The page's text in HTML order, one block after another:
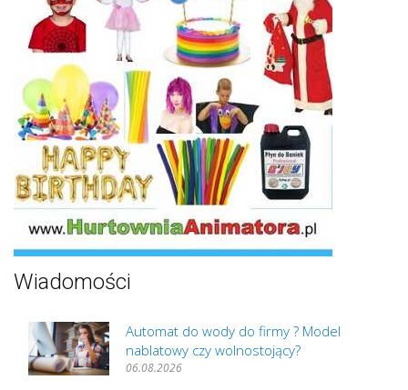
Wiadomości
Automat do wody do firmy ? Model
nablatowy czy wolnostojący?
06.08.2026